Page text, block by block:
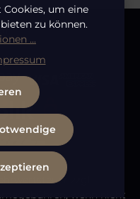
Felder sind
zzgl.
wenn nicht
um eine
zu können.
...